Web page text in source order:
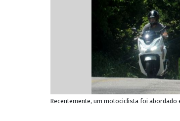
Recentemente, um motociclista foi abordado